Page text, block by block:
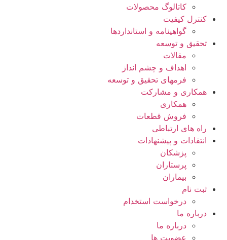
کاتالوگ محصولات
کنترل کیفیت
گواهينامه و استانداردها
تحقيق و توسعه
مقالات
اهداف و چشم انداز
فرمهای تحقیق و توسعه
همکاری و مشارکت
همکاری
فروش قطعات
راه های ارتباطی
انتقادات و پيشنهادات
پزشكان
پرستاران
بيماران
ثبت نام
درخواست استخدام
درباره ما
درباره ما
عضویت ها